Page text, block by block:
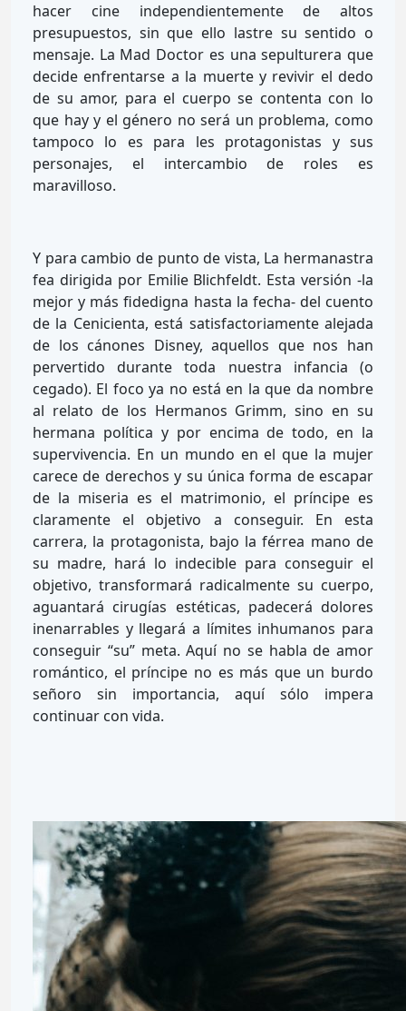
hacer cine independientemente de altos
presupuestos, sin que ello lastre su sentido o
mensaje. La Mad Doctor es una sepulturera que
decide enfrentarse a la muerte y revivir el dedo
de su amor, para el cuerpo se contenta con lo
que hay y el género no será un problema, como
tampoco lo es para les protagonistas y sus
personajes, el intercambio de roles es
maravilloso.
Y para cambio de punto de vista, La hermanastra
fea dirigida por Emilie Blichfeldt. Esta versión -la
mejor y más fidedigna hasta la fecha- del cuento
de la Cenicienta, está satisfactoriamente alejada
de los cánones Disney, aquellos que nos han
pervertido durante toda nuestra infancia (o
cegado). El foco ya no está en la que da nombre
al relato de los Hermanos Grimm, sino en su
hermana política y por encima de todo, en la
supervivencia. En un mundo en el que la mujer
carece de derechos y su única forma de escapar
de la miseria es el matrimonio, el príncipe es
claramente el objetivo a conseguir. En esta
carrera, la protagonista, bajo la férrea mano de
su madre, hará lo indecible para conseguir el
objetivo, transformará radicalmente su cuerpo,
aguantará cirugías estéticas, padecerá dolores
inenarrables y llegará a límites inhumanos para
conseguir “su” meta. Aquí no se habla de amor
romántico, el príncipe no es más que un burdo
señoro sin importancia, aquí sólo impera
continuar con vida.